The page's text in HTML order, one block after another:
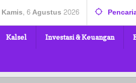
Kamis, 6 Agustus 2026
Kalsel Investasi & Keuangan